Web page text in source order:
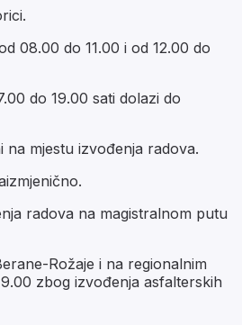
08.00 do 11.00 i od 12.00 do
do 19.00 sati dolazi do
mjestu izvođenja radova.
radova na magistralnom putu
Rožaje i na regionalnim
zbog izvođenja asfalterskih